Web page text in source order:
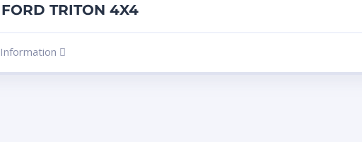
FORD TRITON 4X4
Information